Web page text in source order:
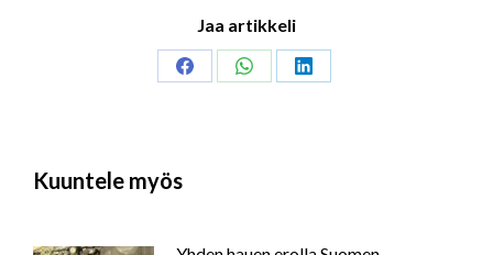
Jaa artikkeli
Share
Share
Share
Kuuntele myös